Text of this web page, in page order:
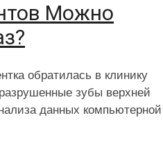
Можно
обратилась в клинику
зубы верхней
данных компьютерной